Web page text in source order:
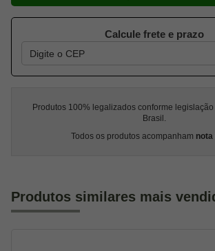
Calcule frete e prazo
Produtos 100% legalizados conforme
Brasil.
Todos os produtos acompanham nota
Produtos similares mais